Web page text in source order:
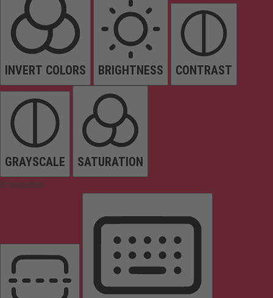
INVERT COLORS BRIGHTNESS CONTRAST
GRAYSCALE SATURATION
Orientation